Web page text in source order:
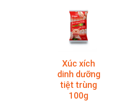
Xúc xích
dinh dưỡng
tiệt trùng
100g